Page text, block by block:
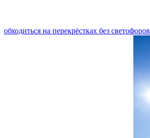
обходиться на перекрёстках без светофоров